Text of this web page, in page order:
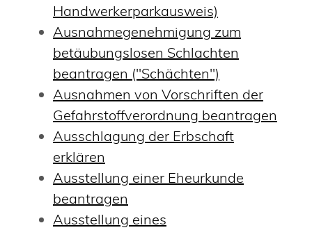
Handwerkerparkausweis)
Ausnahmegenehmigung zum
betäubungslosen Schlachten
beantragen ("Schächten")
Ausnahmen von Vorschriften der
Gefahrstoffverordnung beantragen
Ausschlagung der Erbschaft
erklären
Ausstellung einer Eheurkunde
beantragen
Ausstellung eines